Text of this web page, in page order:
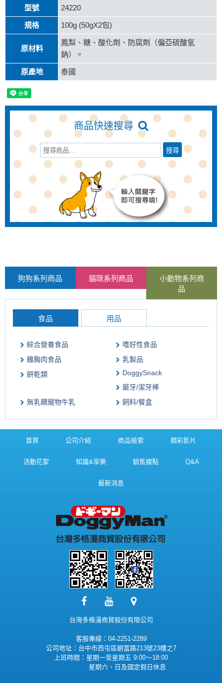
型號 24220
規格 100g (50gX2包)
原材料
鳳梨、糖、酸化劑、防腐劑（偏亞硫酸氫
鈉）。
原產地 泰國
商品快速搜尋
狗狗系列商品 貓咪系列商品
小動物系列商
品
食品 用品
綜合營養食品
嗜好性食品
雞胸肉食品
乳製品
餅乾類
DoggySnack
磨牙/潔牙棒
無乳糖寵物牛乳
飼料/餐盒
首頁 公司介紹 商品檢索 精彩影片
活動花絮 知識&享樂 銷售據點 Q&A
最新消息
台灣多格漫商貿股份有限公司
客服專線：04-2251-2289
公司地址：台中市西屯區朝富路213號23樓之7
上班時間：星期一至星期五 9:00～18:00
星期六、日及國定假日休息